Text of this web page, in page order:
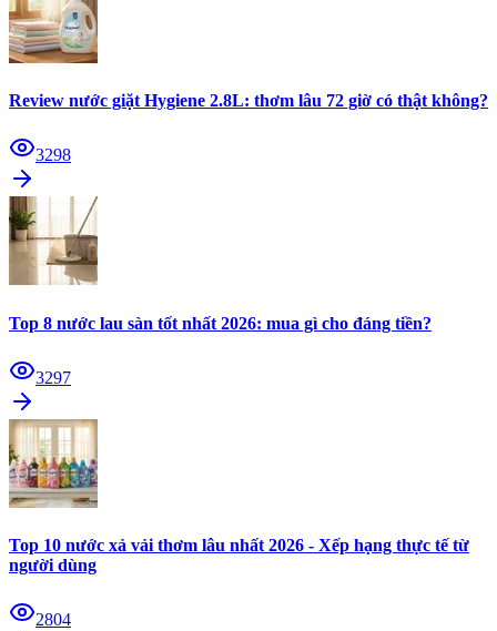
Review nước giặt Hygiene 2.8L: thơm lâu 72 giờ có thật không?
3298
Top 8 nước lau sàn tốt nhất 2026: mua gì cho đáng tiền?
3297
Top 10 nước xả vải thơm lâu nhất 2026 - Xếp hạng thực tế từ
người dùng
2804